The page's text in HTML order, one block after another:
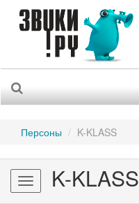
Персоны K-KLASS
Toggle
navigation
K-KLASS